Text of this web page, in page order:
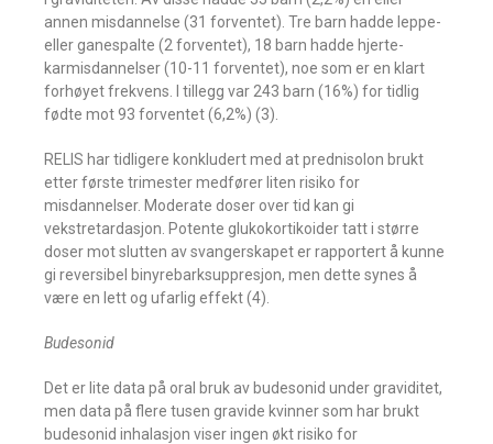
annen misdannelse (31 forventet). Tre barn hadde leppe-
eller ganespalte (2 forventet), 18 barn hadde hjerte-
karmisdannelser (10-11 forventet), noe som er en klart
forhøyet frekvens. I tillegg var 243 barn (16%) for tidlig
fødte mot 93 forventet (6,2%) (3).
RELIS har tidligere konkludert med at prednisolon brukt
etter første trimester medfører liten risiko for
misdannelser. Moderate doser over tid kan gi
vekstretardasjon. Potente glukokortikoider tatt i større
doser mot slutten av svangerskapet er rapportert å kunne
gi reversibel binyrebarksuppresjon, men dette synes å
være en lett og ufarlig effekt (4).
Budesonid
Det er lite data på oral bruk av budesonid under graviditet,
men data på flere tusen gravide kvinner som har brukt
budesonid inhalasjon viser ingen økt risiko for